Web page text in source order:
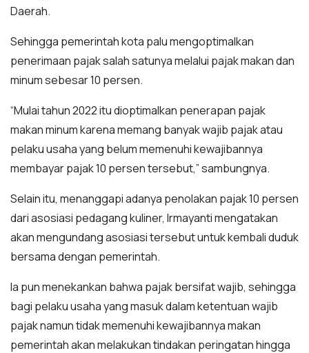
Daerah.
Sehingga pemerintah kota palu mengoptimalkan
penerimaan pajak salah satunya melalui pajak makan dan
minum sebesar 10 persen.
“Mulai tahun 2022 itu dioptimalkan penerapan pajak
makan minum karena memang banyak wajib pajak atau
pelaku usaha yang belum memenuhi kewajibannya
membayar pajak 10 persen tersebut,” sambungnya.
Selain itu, menanggapi adanya penolakan pajak 10 persen
dari asosiasi pedagang kuliner, Irmayanti mengatakan
akan mengundang asosiasi tersebut untuk kembali duduk
bersama dengan pemerintah.
Ia pun menekankan bahwa pajak bersifat wajib, sehingga
bagi pelaku usaha yang masuk dalam ketentuan wajib
pajak namun tidak memenuhi kewajibannya makan
pemerintah akan melakukan tindakan peringatan hingga